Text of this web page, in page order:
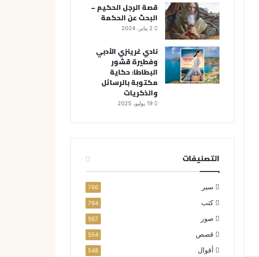
قصة الرجل الحكيم –
البحث عن الحكمة
2 يناير، 2024
نادي غرينزي الأدبي
وفطيرة قشور
البطاطا: حكاية
مكتوبة بالرسائل
والذكريات
19 يوليو، 2025
التصنيفات
سير 766
كتب 764
صور 567
قصص 554
أقوال 548